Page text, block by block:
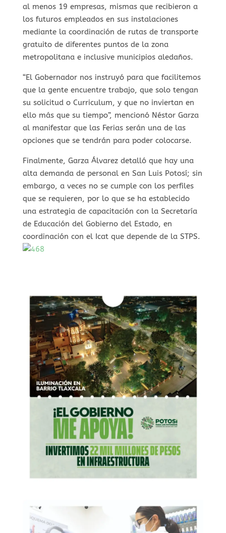
al menos 19 empresas, mismas que recibieron a
los futuros empleados en sus instalaciones
mediante la coordinación de rutas de transporte
gratuito de diferentes puntos de la zona
metropolitana e inclusive municipios aledaños.
“El Gobernador nos instruyó para que facilitemos
que la gente encuentre trabajo, que solo tengan
su solicitud o Curriculum, y que no inviertan en
ello más que su tiempo”, mencionó Néstor Garza
al manifestar que las Ferias serán una de las
opciones que se tendrán para poder colocarse.
Finalmente, Garza Álvarez detalló que hay una
alta demanda de personal en San Luis Potosí; sin
embargo, a veces no se cumple con los perfiles
que se requieren, por lo que se ha establecido
una estrategia de capacitación con la Secretaría
de Educación del Gobierno del Estado, en
coordinación con el Icat que depende de la STPS.